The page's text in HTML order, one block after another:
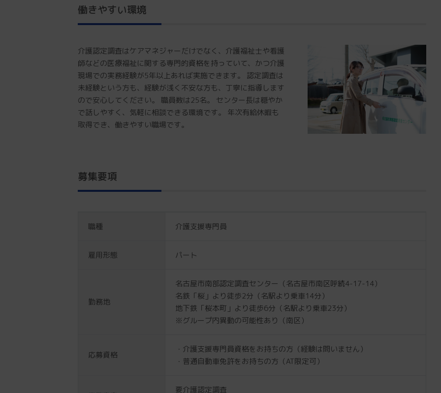
働きやすい環境
介護認定調査はケアマネジャーだけでなく、介護福祉士や看護
師などの医療福祉に関する専門的資格を持っていて、かつ介護
現場での実務経験が5年以上あれば実施できます。 認定調査は
未経験という方も、経験が浅く不安な方も、丁寧に指導します
ので安心してください。 職員数は25名。 センター長は穏やか
で話しやすく、気軽に相談できる環境です。 年次有給休暇も
取得でき、働きやすい職場です。
募集要項
職種 介護支援専門員
雇用形態 パート
勤務地
名古屋市南部認定調査センター（名古屋市南区呼続4-17-14）
名鉄「桜」より徒歩2分（名駅より乗車14分）
地下鉄「桜本町」より徒歩6分（名駅より乗車23分）
※グループ内異動の可能性あり（南区）
応募資格
・介護支援専門員資格をお持ちの方（経験は問いません）
・普通自動車免許をお持ちの方（AT限定可）
要介護認定調査